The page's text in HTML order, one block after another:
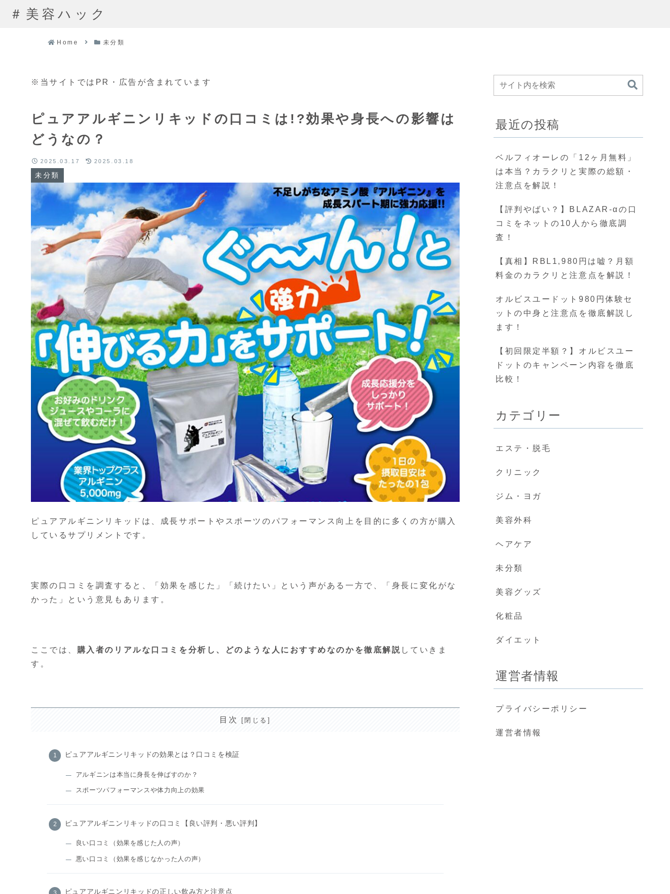
＃美容ハック
Home 未分類
※当サイトではPR・広告が含まれています
ピュアアルギニンリキッドの口コミは!?効果や身長への影響は
どうなの？
未分類
2025.03.17 2025.03.18
ピュアアルギニンリキッドは、成長サポートやスポーツのパフォーマンス向上を目的に多くの方が購入
しているサプリメントです。
実際の口コミを調査すると、「効果を感じた」「続けたい」という声がある一方で、「身長に変化がな
かった」という意見もあります。
ここでは、 購入者のリアルな口コミを分析し、どのような人におすすめなのかを徹底解説 していきま
す。
目次
ピュアアルギニンリキッドの効果とは？口コミを検証
アルギニンは本当に身長を伸ばすのか？
スポーツパフォーマンスや体力向上の効果
ピュアアルギニンリキッドの口コミ【良い評判・悪い評判】
良い口コミ（効果を感じた人の声）
悪い口コミ（効果を感じなかった人の声）
ピュアアルギニンリキッドの正しい飲み方と注意点
最近の投稿
ベルフィオーレの「12ヶ月無料」
は本当？カラクリと実際の総額・
注意点を解説！
【評判やばい？】BLAZAR-αの口
コミをネットの10人から徹底調
査！
【真相】RBL1,980円は嘘？月額
料金のカラクリと注意点を解説！
オルビスユードット980円体験セ
ットの中身と注意点を徹底解説し
ます！
【初回限定半額？】オルビスユー
ドットのキャンペーン内容を徹底
比較！
カテゴリー
エステ・脱毛
クリニック
ジム・ヨガ
美容外科
ヘアケア
未分類
美容グッズ
化粧品
ダイエット
運営者情報
プライバシーポリシー
運営者情報